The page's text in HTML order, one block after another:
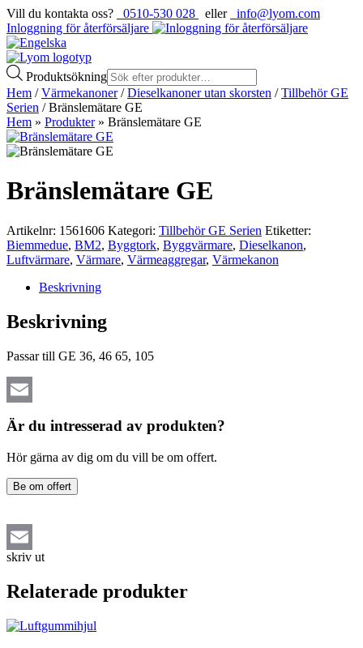
Vill du kontakta oss? 0510-530 028 eller
info@lyom.com
Inloggning för återförsäljare
Produktsökning
Hem /Värmekanoner/Dieselkanoner utan skorsten /Tillbehör GE
Serien / Bränslemätare GE
Hem » Produkter» Bränslemätare GE
Bränslemätare GE
Artikelnr: 1561606 Kategori: Tillbehör GE Serien Etiketter:
Biemmedue, BM2, Byggtork, Byggvärmare, Dieselkanon,
Luftvärmare, Värmare, Värmeaggregar, Värmekanon
Beskrivning
Beskrivning
Passar till GE 36, 46 65, 105
Email
Är du intresserad av produkten?
Hör gärna av dig om du vill be om offert.
Be om offert
Email
skriv ut
Relaterade produkter